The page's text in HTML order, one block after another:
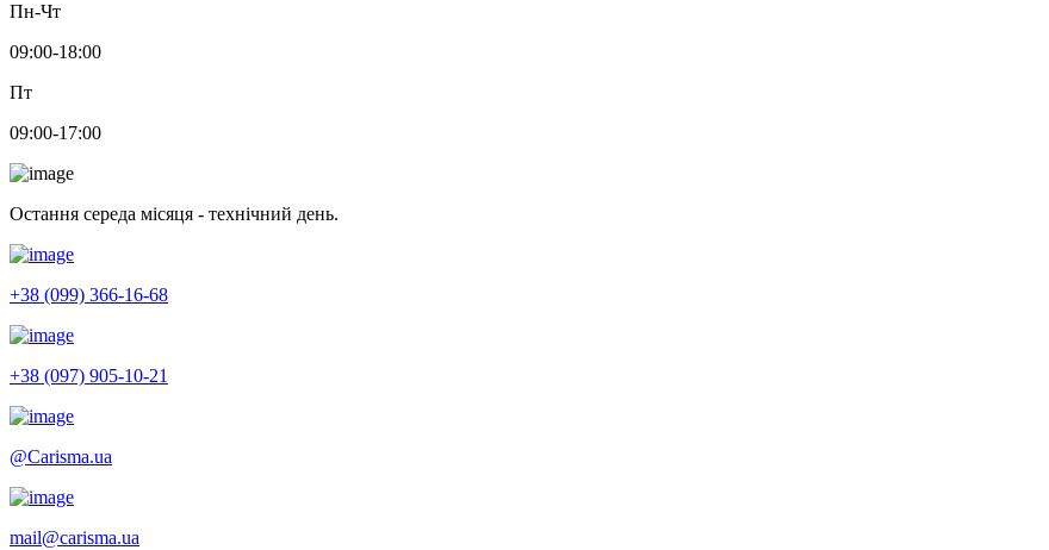
Пн-Чт
09:00-18:00
Пт
09:00-17:00
Остання середа місяця - технічний день.
+38 (099) 366-16-68
+38 (097) 905-10-21
@Carisma.ua
mail@carisma.ua